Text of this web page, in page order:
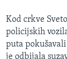
Kod crkve
policijskih
puta
je odbijala